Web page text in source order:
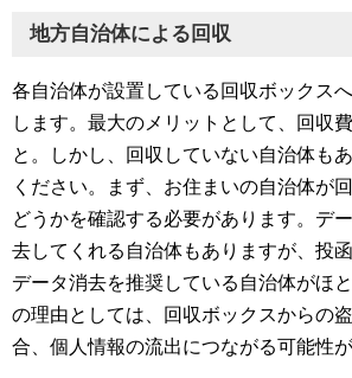
地方自治体による回収
各自治体が設置している回収ボックス
します。最大のメリットとして、回収
と。しかし、回収していない自治体も
ください。まず、お住まいの自治体が
どうかを確認する必要があります。デ
去してくれる自治体もありますが、投
データ消去を推奨している自治体がほ
の理由としては、回収ボックスからの
合、個人情報の流出につながる可能性